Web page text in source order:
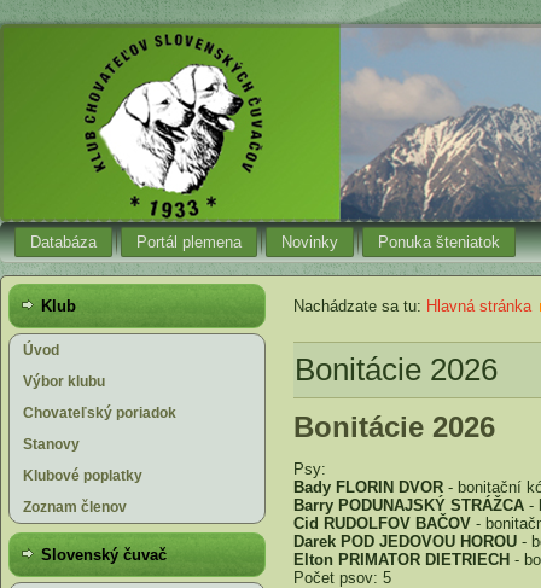
Databáza Portál plemena Novinky Ponuka šteniatok
Klub
Úvod
Výbor klubu
Chovateľský poriadok
Stanovy
Klubové poplatky
Zoznam členov
Slovenský čuvač
Nachádzate sa tu: Hlavná stránka
Bonitácie 2026
Bonitácie 2026
Psy:
Bady FLORIN DVOR - bonitační
Barry PODUNAJSKÝ STRÁŽCA -
Cid RUDOLFOV BAČOV -
Darek POD JEDOVOU HOROU -
Elton PRIMATOR DIETRIECH -
Počet psov: 5